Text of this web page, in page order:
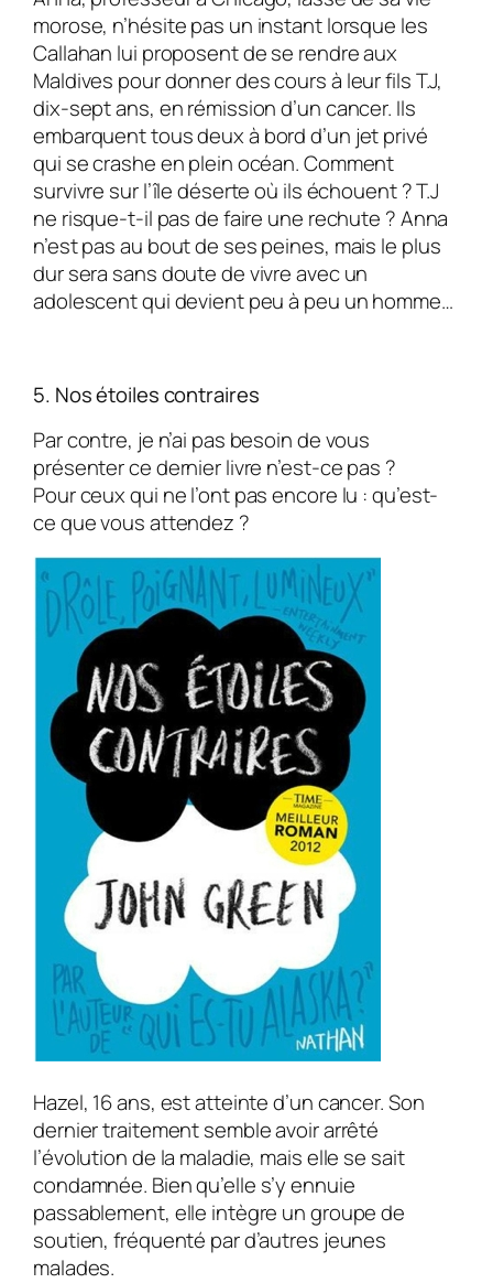
morose, n’hésite pas un instant lorsque les
Callahan lui proposent de se rendre aux
Maldives pour donner des cours à leur fils T.J,
dix-sept ans, en rémission d’un cancer. Ils
embarquent tous deux à bord d’un jet privé
qui se crashe en plein océan. Comment
survivre sur l’île déserte où ils échouent ? T.J
ne risque-t-il pas de faire une rechute ? Anna
n’est pas au bout de ses peines, mais le plus
dur sera sans doute de vivre avec un
adolescent qui devient peu à peu un homme…
5. Nos étoiles contraires
Par contre, je n’ai pas besoin de vous
présenter ce dernier livre n’est-ce pas ?
Pour ceux qui ne l’ont pas encore lu : qu’est-
ce que vous attendez ?
Hazel, 16 ans, est atteinte d’un cancer. Son
dernier traitement semble avoir arrêté
l’évolution de la maladie, mais elle se sait
condamnée. Bien qu’elle s’y ennuie
passablement, elle intègre un groupe de
soutien, fréquenté par d’autres jeunes
malades.